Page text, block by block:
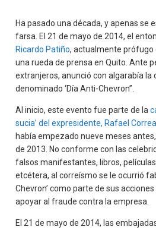
Ha pasado una década, y apenas se
farsa. El 21 de mayo de 2014, el
Ricardo Patiño, actualmente prófugo
una rueda de prensa en Quito. Ante
extranjeros, anunció con algarabía la
denominado ‘Día Anti-Chevron”.
Al inicio, este evento fue parte de la
sucia’ del expresidente, Rafael
había empezado nueve meses
de 2013. No conforme con las
falsos manifestantes, libros,
etcétera, al correísmo se le ocurrió
Chevron’ como parte de sus
apoyar al fraude contra la empresa.
El 21 de mayo de 2014, las